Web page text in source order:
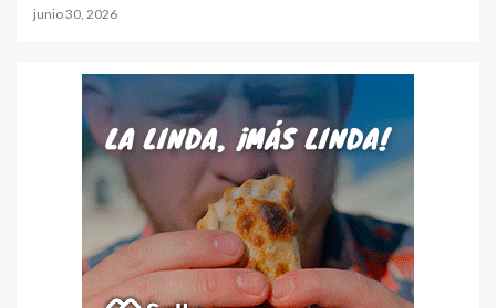
junio 30, 2026